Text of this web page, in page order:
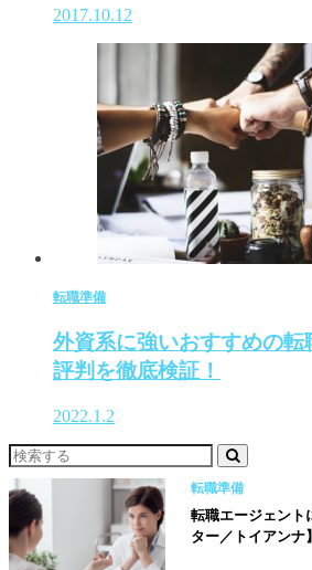
2017.10.12
転職準備
外資系に強いおすすめの転
評判を徹底検証！
2022.1.2
転職準備
転職エージェント
ター／トイアンナ】